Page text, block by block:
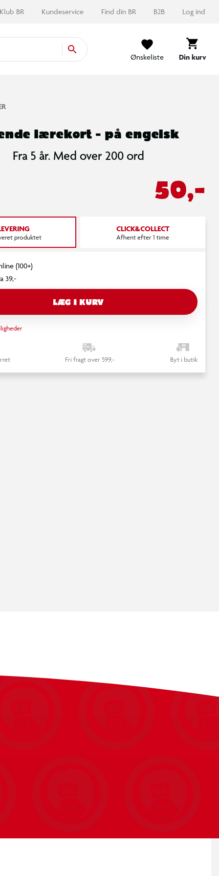
Klub BR Kundeservice Find din BR B2B Log ind
Ønskeliste Din kurv
lærekort - på engelsk
Fra 5 år. Med over 200 ord
50,-
produktet
CLICK&COLLECT
Afhent efter 1 time
(100+)
39,-
LÆG I KURV
Fri fragt over 599,- Byt i butik